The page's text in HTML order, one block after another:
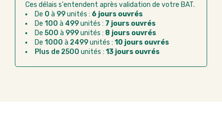
Virement bancaire :règlement sur facture
après la commande
Chorus Pro :règlement par mandat
administratif après la commande
Ces délais s'entendent après validation de votre BAT.
De 0 à 99unités : 6 jours ouvrés
De 100 à 499unités : 7 jours ouvrés
De 500 à 999unités : 8 jours ouvrés
De 1000 à 2499unités : 10 jours ouvrés
Plus de 2500 unités : 13 jours ouvrés